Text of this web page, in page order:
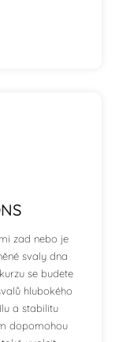
zad nebo je
svaly dna
se budete
hlubokého
a stabilitu
dopomohou